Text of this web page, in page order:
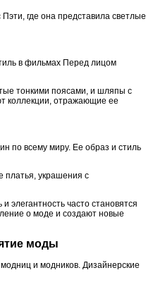
где она представила светлые
в фильмах Перед лицом
тонкими поясами, и шляпы с
коллекции, отражающие ее
по всему миру. Ее образ и стиль
платья, украшения с
элегантность часто становятся
о моде и создают новые
моды
и модников. Дизайнерские